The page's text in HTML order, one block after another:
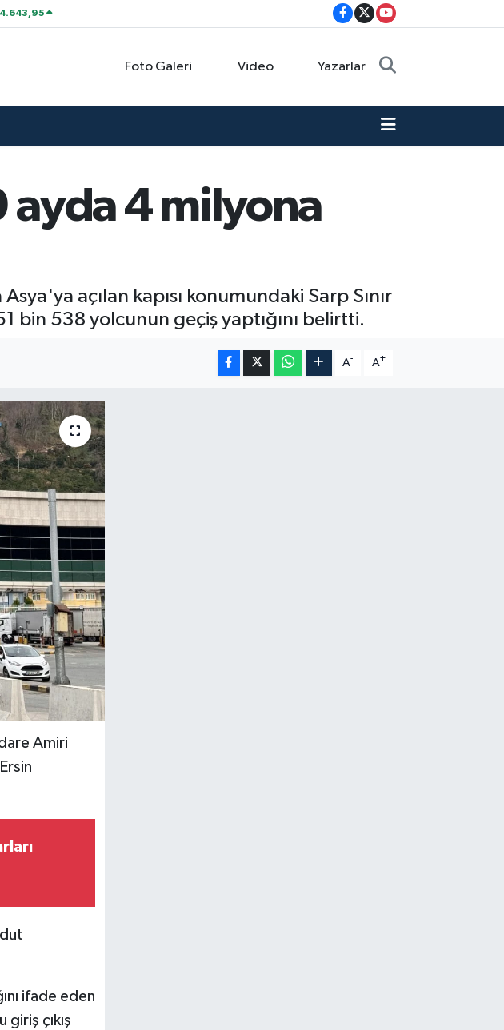
Foto Galeri Video Yazarlar
ayda 4 milyona
açılan kapısı konumundaki Sarp Sınır
bin 538 yolcunun geçiş yaptığını belirtti.
A- A+
Amiri
ifade eden
giriş çıkış